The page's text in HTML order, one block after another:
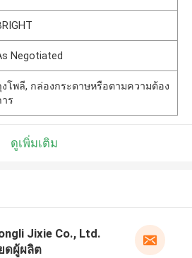
Negotiated
งโพลี, กล่องกระดาษหรือตามความต้อง
าร
ดูเพิ่มเติม
Jixie Co., Ltd.
ดผู้ผลิต